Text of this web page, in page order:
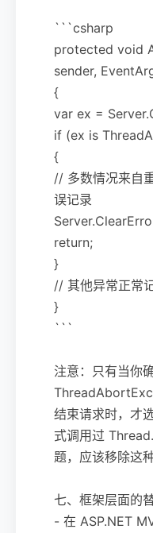
```csharp
protected void
sender,
{
var ex =
if (ex is
{
// 多数情况来自
误记录
return;
}
// 其他异常正常
}
```
注意：只有当你
结束请求时，才
式调用过
题，应该移除这种
七、框架层面的
- 在 ASP.NET